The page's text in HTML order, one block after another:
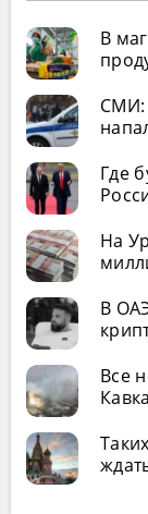
В
СМИ:
Где
На
В
Все